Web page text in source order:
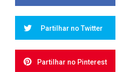
Partilhar no Twitter
Partilhar no Pinterest